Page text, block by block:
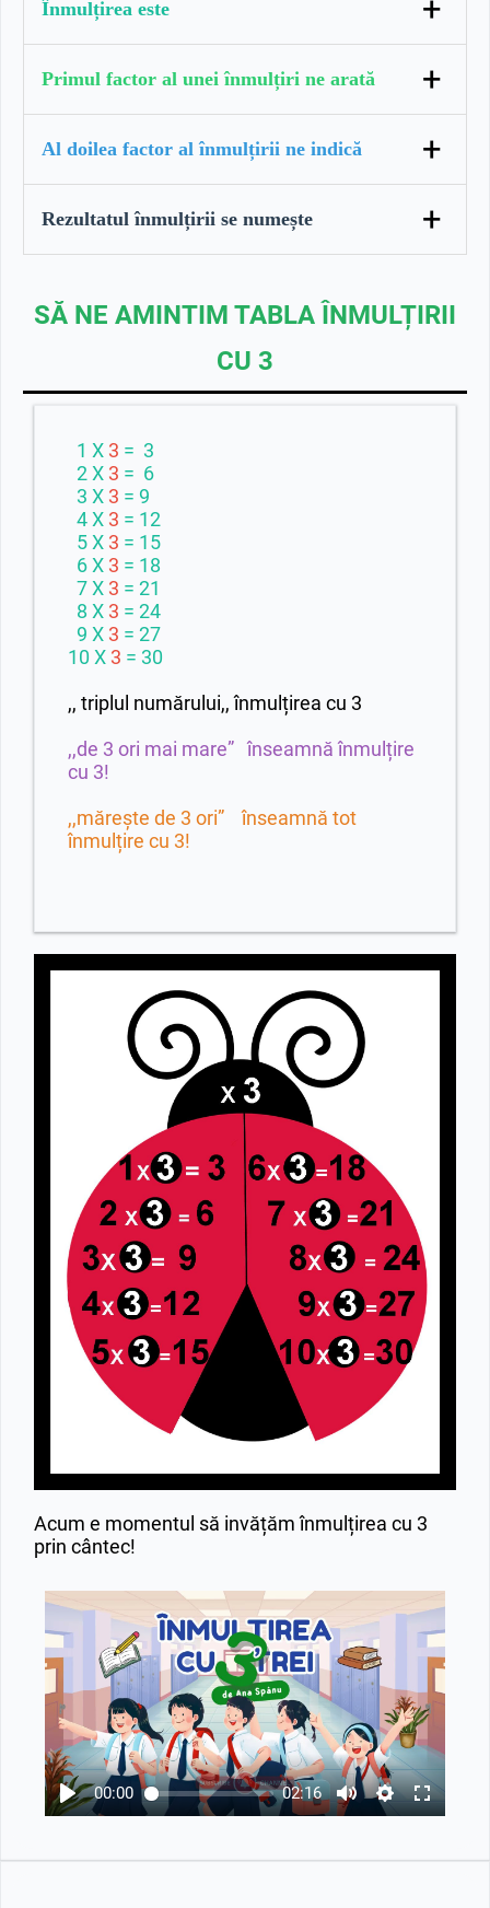
Înmulțirea este +
o adunare repetată de termeni egali.
Primul factor al unei înmulțiri ne arată +
de câte ori se repetă al doilea factor.
Al doilea factor al înmulțirii ne indică +
numărul care se repetă.
Rezultatul înmulțirii se numește +
SĂ NE AMINTIM TABLA ÎNMULȚIRII
CU 3
1 X 3 = 3
2 X 3 = 6
3 X 3 = 9
4 X 3 = 12
5 X 3 = 15
6 X 3 = 18
7 X 3 = 21
8 X 3 = 24
9 X 3 = 27
10 X 3 = 30
,, triplul numărului,, înmulțirea cu 3
,,de 3 ori mai mare” înseamnă înmulțire
cu 3!
,,mărește de 3 ori” înseamnă tot
înmulțire cu 3!
Acum e momentul să invățăm înmulțirea cu 3
prin cântec!
00:00 02:16